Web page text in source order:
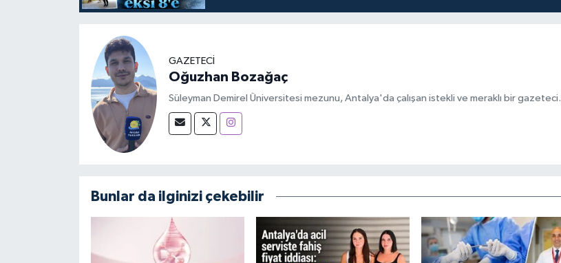
GAZETECİ
Oğuzhan Bozağaç
Süleyman Demirel Üniversitesi mezunu, Antalya'da çalışan istekli ve meraklı bir gazeteci.
Bunlar da ilginizi çekebilir